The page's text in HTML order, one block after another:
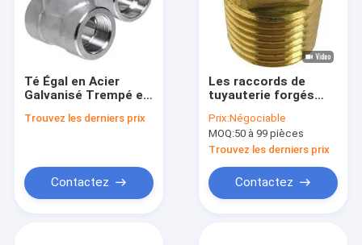
Té Égal en Acier
Galvanisé Trempé et
Tuyauterie Forgés
Trouvez les derniers prix
Contactez
Les raccords de
tuyauterie forgés
différentes tailles et
spécifications pour
répondre aux
diverses exigences
de tuyauterie
industrielle METAL
raccord de
Prix:Négociable
MOQ:50 à 99 pièces
Trouvez les derniers prix
Contactez